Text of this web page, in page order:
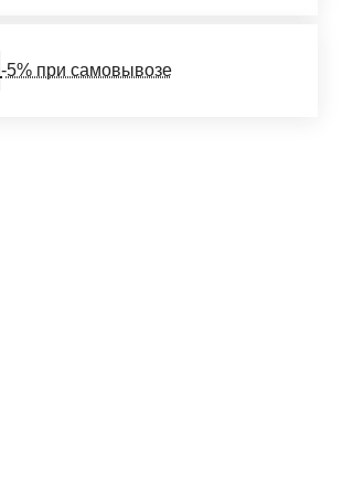
-5% при самовывозе